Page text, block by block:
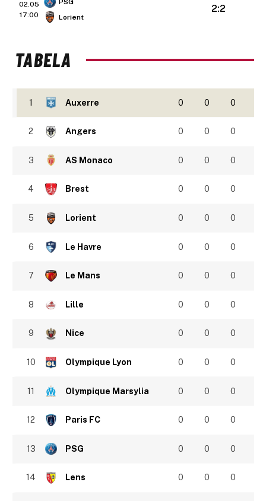
02.05
17:00
PSG
Lorient
2:2
TABELA
1 Auxerre 0 0 0
2 Angers 0 0 0
3 AS Monaco 0 0 0
4 Brest 0 0 0
5 Lorient 0 0 0
6 Le Havre 0 0 0
7 Le Mans 0 0 0
8 Lille 0 0 0
9 Nice 0 0 0
10 Olympique Lyon 0 0 0
11 Olympique Marsylia 0 0 0
12 Paris FC 0 0 0
13 PSG 0 0 0
14 Lens 0 0 0